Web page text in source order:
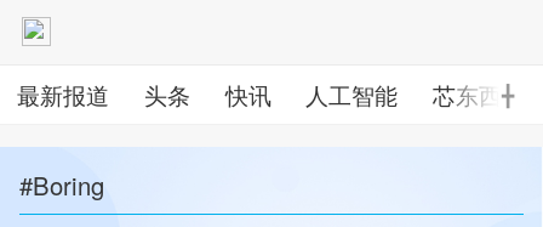
最新报道 头条 快讯 人工智能 芯东西 ╋
#Boring